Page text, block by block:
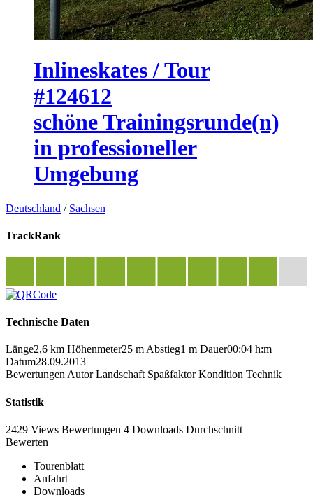
Inlineskates / Tour
#124612
schöne Trainingsrunde(n)
in professioneller
Umgebung
Deutschland / Sachsen
TrackRank
Technische Daten
Länge2,6 km Höhenmeter25 m Abstieg1 m Dauer00:04 h:m
Datum28.09.2013
Bewertungen Autor Landschaft Spaßfaktor Kondition Technik
Statistik
2429 Views Bewertungen 4 Downloads Durchschnitt
Bewerten
Tourenblatt
Anfahrt
Downloads